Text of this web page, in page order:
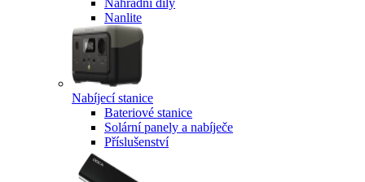
Náhradní díly
Nanlite
Nabíjecí stanice
Bateriové stanice
Solární panely a nabíječe
Příslušenství